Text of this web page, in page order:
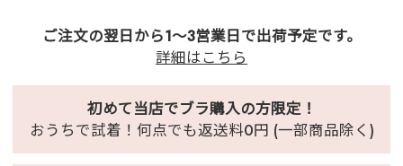
ご注文の翌日から1～3営業日で出荷予定です。
詳細はこちら
初めて当店でブラ購入の方限定！
おうちで試着！何点でも返送料0円 (一部商品除く)